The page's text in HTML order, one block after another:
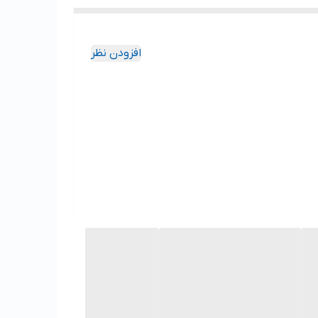
افزودن نظر